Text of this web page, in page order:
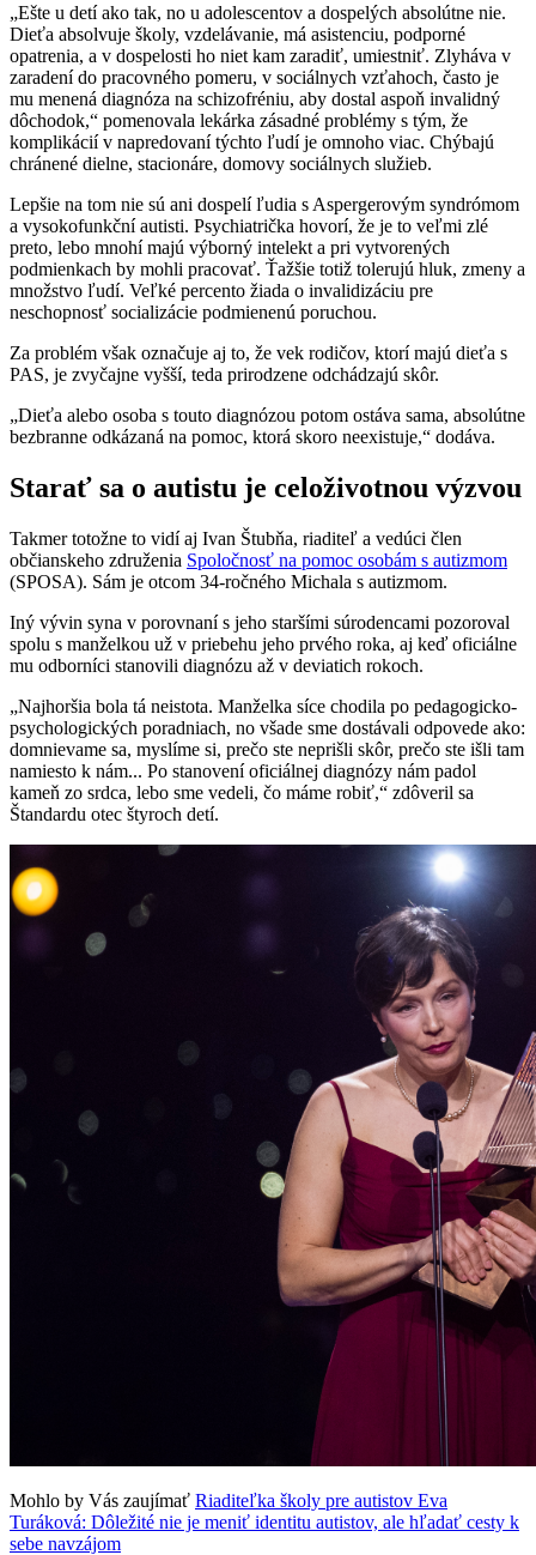
„Ešte u detí ako tak, no u adolescentov a dospelých absolútne nie.
Dieťa absolvuje školy, vzdelávanie, má asistenciu, podporné
opatrenia, a v dospelosti ho niet kam zaradiť, umiestniť. Zlyháva v
zaradení do pracovného pomeru, v sociálnych vzťahoch, často je
mu menená diagnóza na schizofréniu, aby dostal aspoň invalidný
dôchodok,“ pomenovala lekárka zásadné problémy s tým, že
komplikácií v napredovaní týchto ľudí je omnoho viac. Chýbajú
chránené dielne, stacionáre, domovy sociálnych služieb.
Lepšie na tom nie sú ani dospelí ľudia s Aspergerovým syndrómom
a vysokofunkční autisti. Psychiatrička hovorí, že je to veľmi zlé
preto, lebo mnohí majú výborný intelekt a pri vytvorených
podmienkach by mohli pracovať. Ťažšie totiž tolerujú hluk, zmeny a
množstvo ľudí. Veľké percento žiada o invalidizáciu pre
neschopnosť socializácie podmienenú poruchou.
Za problém však označuje aj to, že vek rodičov, ktorí majú dieťa s
PAS, je zvyčajne vyšší, teda prirodzene odchádzajú skôr.
„Dieťa alebo osoba s touto diagnózou potom ostáva sama, absolútne
bezbranne odkázaná na pomoc, ktorá skoro neexistuje,“ dodáva.
Starať sa o autistu je celoživotnou výzvou
Takmer totožne to vidí aj Ivan Štubňa, riaditeľ a vedúci člen
občianskeho združenia Spoločnosť na pomoc osobám s autizmom
(SPOSA). Sám je otcom 34-ročného Michala s autizmom.
Iný vývin syna v porovnaní s jeho staršími súrodencami pozoroval
spolu s manželkou už v priebehu jeho prvého roka, aj keď oficiálne
mu odborníci stanovili diagnózu až v deviatich rokoch.
„Najhoršia bola tá neistota. Manželka síce chodila po pedagogicko-
psychologických poradniach, no všade sme dostávali odpovede ako:
domnievame sa, myslíme si, prečo ste neprišli skôr, prečo ste išli tam
namiesto k nám... Po stanovení oficiálnej diagnózy nám padol
kameň zo srdca, lebo sme vedeli, čo máme robiť,“ zdôveril sa
Štandardu otec štyroch detí.
Mohlo by Vás zaujímať Riaditeľka školy pre autistov Eva
Turáková: Dôležité nie je meniť identitu autistov, ale hľadať cesty k
sebe navzájom